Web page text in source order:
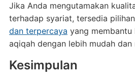
Jika Anda mengutamakan
terhadap syariat, tersedia pilihan
dan terpercaya yang membantu
aqiqah dengan lebih mudah dan
Kesimpulan